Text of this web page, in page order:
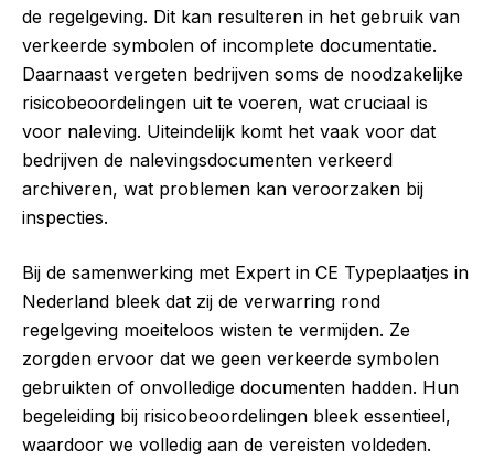
de regelgeving. Dit kan resulteren in het gebruik van
verkeerde symbolen of incomplete documentatie.
Daarnaast vergeten bedrijven soms de noodzakelijke
risicobeoordelingen uit te voeren, wat cruciaal is
voor naleving. Uiteindelijk komt het vaak voor dat
bedrijven de nalevingsdocumenten verkeerd
archiveren, wat problemen kan veroorzaken bij
inspecties.
Bij de samenwerking met Expert in CE Typeplaatjes in
Nederland bleek dat zij de verwarring rond
regelgeving moeiteloos wisten te vermijden. Ze
zorgden ervoor dat we geen verkeerde symbolen
gebruikten of onvolledige documenten hadden. Hun
begeleiding bij risicobeoordelingen bleek essentieel,
waardoor we volledig aan de vereisten voldeden.